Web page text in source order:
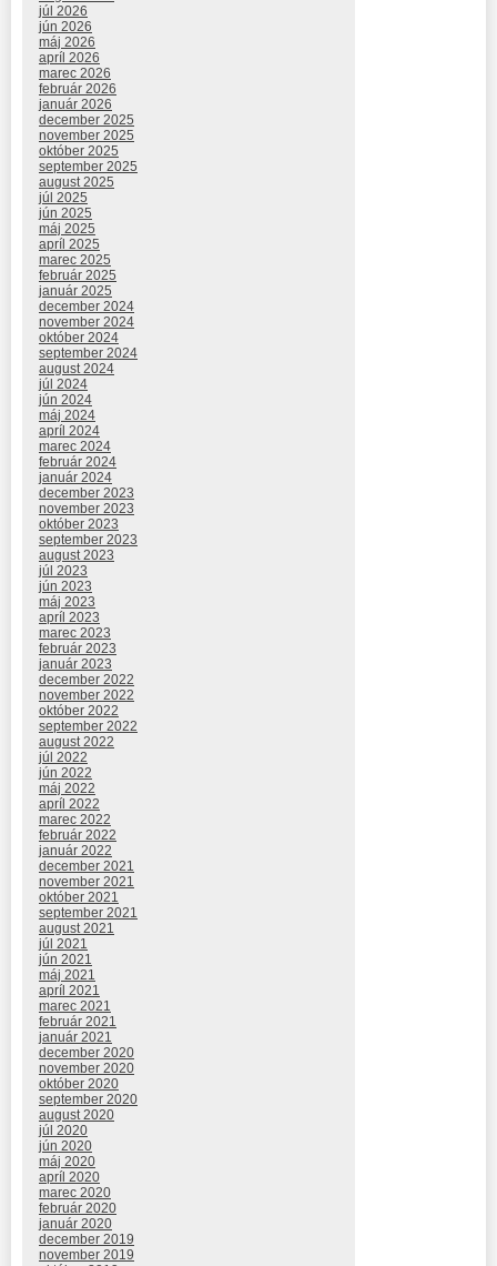
júl 2026
jún 2026
máj 2026
apríl 2026
marec 2026
február 2026
január 2026
december 2025
november 2025
október 2025
september 2025
august 2025
júl 2025
jún 2025
máj 2025
apríl 2025
marec 2025
február 2025
január 2025
december 2024
november 2024
október 2024
september 2024
august 2024
júl 2024
jún 2024
máj 2024
apríl 2024
marec 2024
február 2024
január 2024
december 2023
november 2023
október 2023
september 2023
august 2023
júl 2023
jún 2023
máj 2023
apríl 2023
marec 2023
február 2023
január 2023
december 2022
november 2022
október 2022
september 2022
august 2022
júl 2022
jún 2022
máj 2022
apríl 2022
marec 2022
február 2022
január 2022
december 2021
november 2021
október 2021
september 2021
august 2021
júl 2021
jún 2021
máj 2021
apríl 2021
marec 2021
február 2021
január 2021
december 2020
november 2020
október 2020
september 2020
august 2020
júl 2020
jún 2020
máj 2020
apríl 2020
marec 2020
február 2020
január 2020
december 2019
november 2019